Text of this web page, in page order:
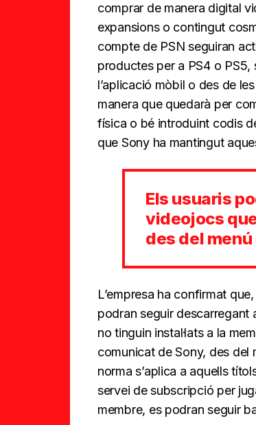
comprar de manera digital
expansions o contingut
compte de PSN seguiran
productes per a PS4 o
l’aplicació mòbil o des de
manera que quedarà per
física o bé introduint codis
que Sony ha mantingut
Els usuaris
videojocs
des del
L’empresa ha confirmat
podran seguir descarregant
no tinguin instal·lats a la
comunicat de Sony, des del
norma s’aplica a aquells
servei de subscripció per
membre, es podran seguir